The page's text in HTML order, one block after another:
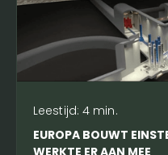
Leestijd: 4 min.
EUROPA BOUWT
WERKTE ER AAN MEE